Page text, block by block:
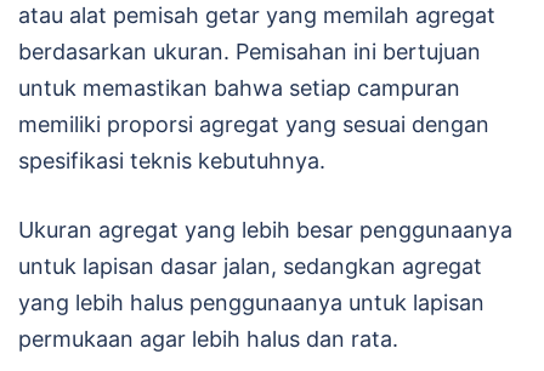
atau alat pemisah getar yang memilah agregat
berdasarkan ukuran. Pemisahan ini bertujuan
untuk memastikan bahwa setiap campuran
memiliki proporsi agregat yang sesuai dengan
spesifikasi teknis kebutuhnya.
Ukuran agregat yang lebih besar penggunaanya
untuk lapisan dasar jalan, sedangkan agregat
yang lebih halus penggunaanya untuk lapisan
permukaan agar lebih halus dan rata.